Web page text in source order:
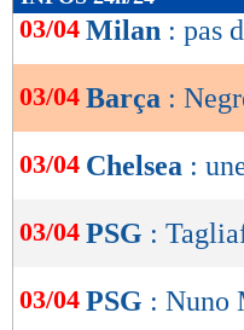
de
OK
03/04 Milan : pas
03/04 Barça :
03/04 Chelsea :
03/04 PSG :
03/04 PSG : Nuno